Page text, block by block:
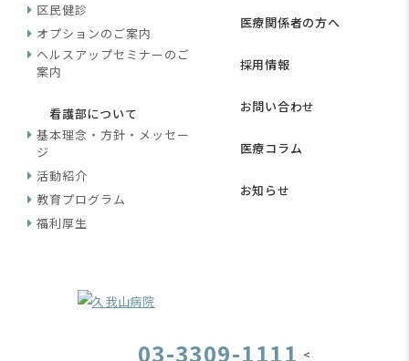
区民健診
オプションのご案内
ヘルスアップセミナーのご
案内
看護部について
基本理念・方針・メッセー
ジ
活動紹介
教育プログラム
福利厚生
医療関係者の方へ
採用情報
お問い合わせ
医療コラム
お知らせ
03-3309-1111 <